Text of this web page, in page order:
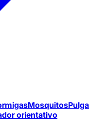
Mosquitos
orientativo